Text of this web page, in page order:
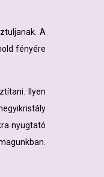
A
fényére
Ilyen
nyugtató